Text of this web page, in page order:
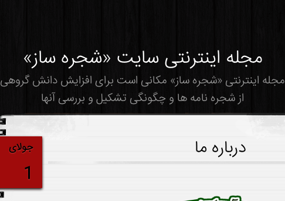
مجله اینترنتی سایت «شجره ساز»
مجله اینترنتی «شجره ساز» مکانی است برای افزایش دانش گروهی
از شجره نامه ها و چگونگی تشکیل و بررسی آنها
جولای
1
درباره ما